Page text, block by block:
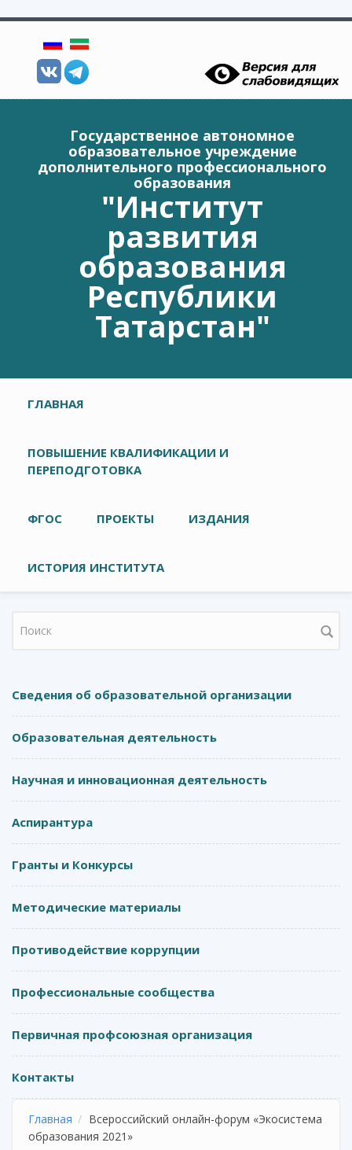
Государственное автономное
образовательное учреждение
дополнительного профессионального
образования
"Институт
развития
образования
Республики
Татарстан"
Главное меню
ГЛАВНАЯ
ПОВЫШЕНИЕ КВАЛИФИКАЦИИ И
ПЕРЕПОДГОТОВКА
ФГОС ПРОЕКТЫ ИЗДАНИЯ
ИСТОРИЯ ИНСТИТУТА
Форма поиска
Сведения об образовательной организации
Образовательная деятельность
Научная и инновационная деятельность
Аспирантура
Гранты и Конкурсы
Методические материалы
Противодействие коррупции
Профессиональные сообщества
Первичная профсоюзная организация
Контакты
Главная
Всероссийский онлайн-форум «Экосистема
образования 2021»